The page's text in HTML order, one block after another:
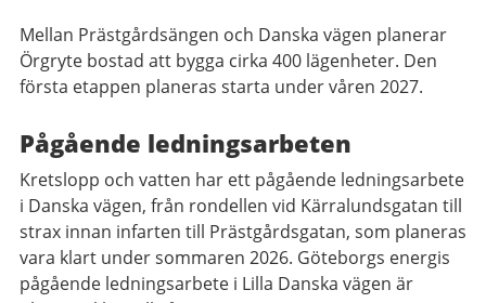
Mellan Prästgårdsängen och Danska vägen planerar
Örgryte bostad att bygga cirka 400 lägenheter. Den
första etappen planeras starta under våren 2027.
Pågående ledningsarbeten
Kretslopp och vatten har ett pågående ledningsarbete
i Danska vägen, från rondellen vid Kärralundsgatan till
strax innan infarten till Prästgårdsgatan, som planeras
vara klart under sommaren 2026. Göteborgs energis
pågående ledningsarbete i Lilla Danska vägen är